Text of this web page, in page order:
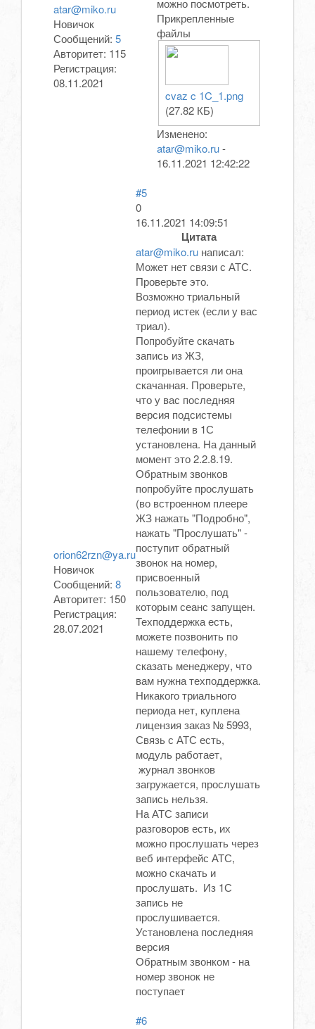
atar@miko.ru
Новичок
Сообщений: 5
Авторитет: 115
Регистрация:
08.11.2021
можно посмотреть.
Прикрепленные
файлы
cvaz c 1C_1.png
(27.82 КБ)
Изменено:
atar@miko.ru-
16.11.2021 12:42:22
orion62rzn@ya.ru
Новичок
Сообщений: 8
Авторитет: 150
Регистрация:
28.07.2021
#5
0
16.11.2021 14:09:51
Цитата
atar@miko.ru написал:
Может нет связи с АТС.
Проверьте это.
Возможно триальный
период истек (если у вас
триал).
Попробуйте скачать
запись из ЖЗ,
проигрывается ли она
скачанная. Проверьте,
что у вас последняя
версия подсистемы
телефонии в 1С
установлена. На данный
момент это 2.2.8.19.
Обратным звонков
попробуйте прослушать
(во встроенном плеере
ЖЗ нажать "Подробно",
нажать "Прослушать" -
поступит обратный
звонок на номер,
присвоенный
пользователю, под
которым сеанс запущен.
Техподдержка есть,
можете позвонить по
нашему телефону,
сказать менеджеру, что
вам нужна техподдержка.
Никакого триального
периода нет, куплена
лицензия заказ № 5993,
Связь с АТС есть,
модуль работает,
журнал звонков
загружается, прослушать
запись нельзя.
На АТС записи
разговоров есть, их
можно прослушать через
веб интерфейс АТС,
можно скачать и
прослушать. Из 1С
запись не
прослушивается.
Установлена последняя
версия
Обратным звонком - на
номер звонок не
поступает
#6